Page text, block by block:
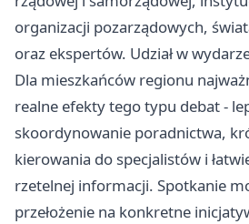
organizacji pozarządowych,
oraz ekspertów. Udział w
Dla mieszkańców regionu
realne efekty tego typu debat -
skoordynowanie poradnictwa,
kierowania do specjalistów i
rzetelnej informacji. Spotkanie
przełożenie na konkretne